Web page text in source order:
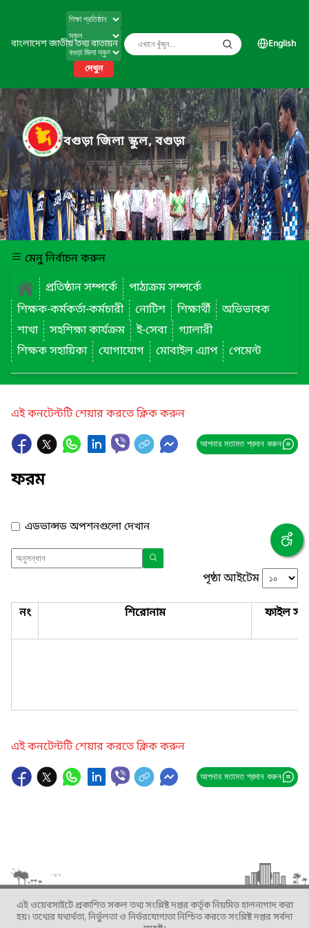
বাংলাদেশ জাতীয় তথ্য বাতায়ন
দেখুন
English
বগুড়া জিলা স্কুল, বগুড়া
মেনু নির্বাচন করুন
প্রতিষ্ঠান সম্পর্কে
পাঠ্যক্রম সম্পর্কে
শিক্ষক-কর্মকর্তা-কর্মচারী
নোটিশ শিক্ষার্থী
অভিভাবক
শাখা
সহশিক্ষা কার্যক্রম ই-সেবা
গ্যালারী
শিক্ষক সহায়িকা
যোগাযোগ মোবাইল এ্যাপ পেমেন্ট
এই কনটেন্টটি শেয়ার করতে ক্লিক করুন
আপনার মতামত প্রদান করুন
ফরম
এডভান্সড অপশনগুলো দেখান
পৃষ্ঠা আইটেম
নং শিরোনাম ফাইল
এই কনটেন্টটি শেয়ার করতে ক্লিক করুন
আপনার মতামত প্রদান করুন
এই ওয়েবসাইটে প্রকাশিত সকল তথ্য সংশ্লিষ্ট দপ্তর কর্তৃক নিয়মিত হালনাগাদ করা
হয়। তথ্যের যথার্থতা, নির্ভুলতা ও নির্ভরযোগ্যতা নিশ্চিত করতে সংশ্লিষ্ট দপ্তর সর্বদা